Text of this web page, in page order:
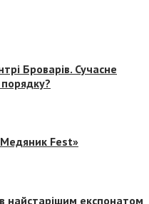
Броварів. Сучасне
Fest»
найстарішим експонатом